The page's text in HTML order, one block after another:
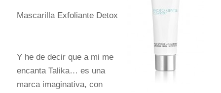
Mascarilla Exfoliante Detox
Y he de decir que a mi me
encanta Talika… es una
marca imaginativa, con